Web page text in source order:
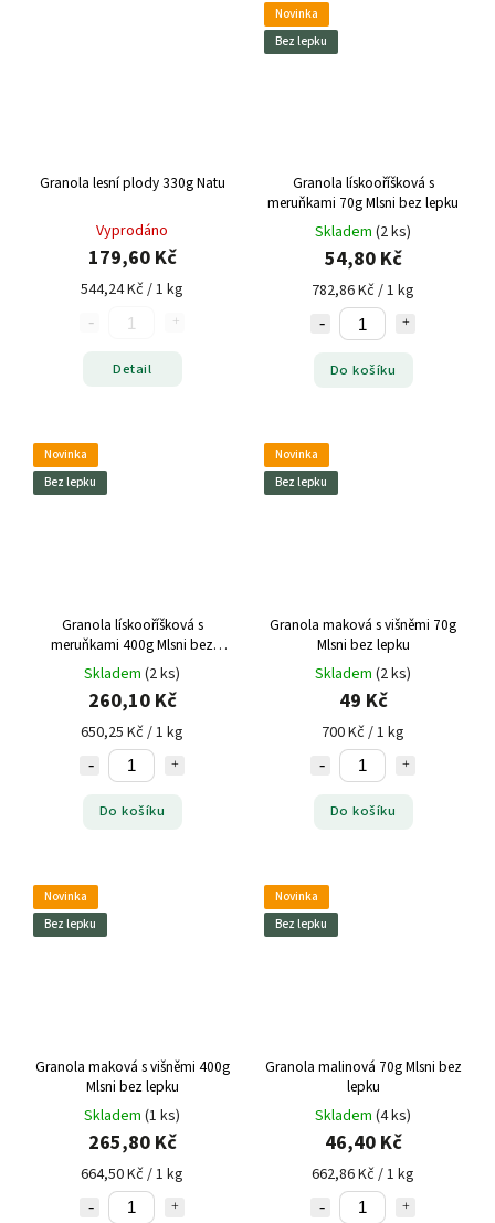
Granola lesní plody 330g Natu
Vyprodáno
179,60 Kč
544,24 Kč / 1 kg
Detail
Novinka
Bez lepku
Granola lískooříšková s
meruňkami 70g Mlsni bez lepku
Skladem (2 ks)
54,80 Kč
782,86 Kč / 1 kg
Do košíku
Novinka
Bez lepku
Granola lískooříšková s
meruňkami 400g Mlsni bez
lepku
Skladem (2 ks)
260,10 Kč
650,25 Kč / 1 kg
Do košíku
Novinka
Bez lepku
Granola maková s višněmi 70g
Mlsni bez lepku
Skladem (2 ks)
49 Kč
700 Kč / 1 kg
Do košíku
Novinka
Bez lepku
Granola maková s višněmi 400g
Mlsni bez lepku
Skladem (1 ks)
265,80 Kč
664,50 Kč / 1 kg
Novinka
Bez lepku
Granola malinová 70g Mlsni bez
lepku
Skladem (4 ks)
46,40 Kč
662,86 Kč / 1 kg